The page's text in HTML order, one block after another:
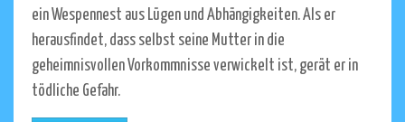
ein Wespennest aus Lügen und Abhängigkeiten. Als er
herausfindet, dass selbst seine Mutter in die
geheimnisvollen Vorkommnisse verwickelt ist, gerät er in
tödliche Gefahr.